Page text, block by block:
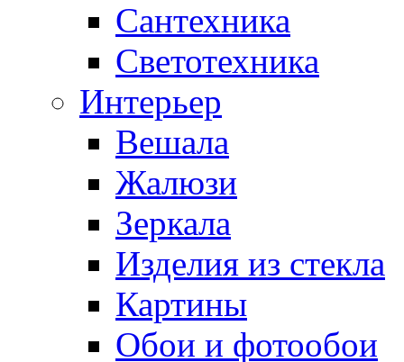
Сантехника
Светотехника
Интерьер
Вешала
Жалюзи
Зеркала
Изделия из стекла
Картины
Обои и фотообои